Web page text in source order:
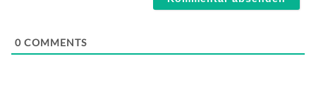
0 COMMENTS